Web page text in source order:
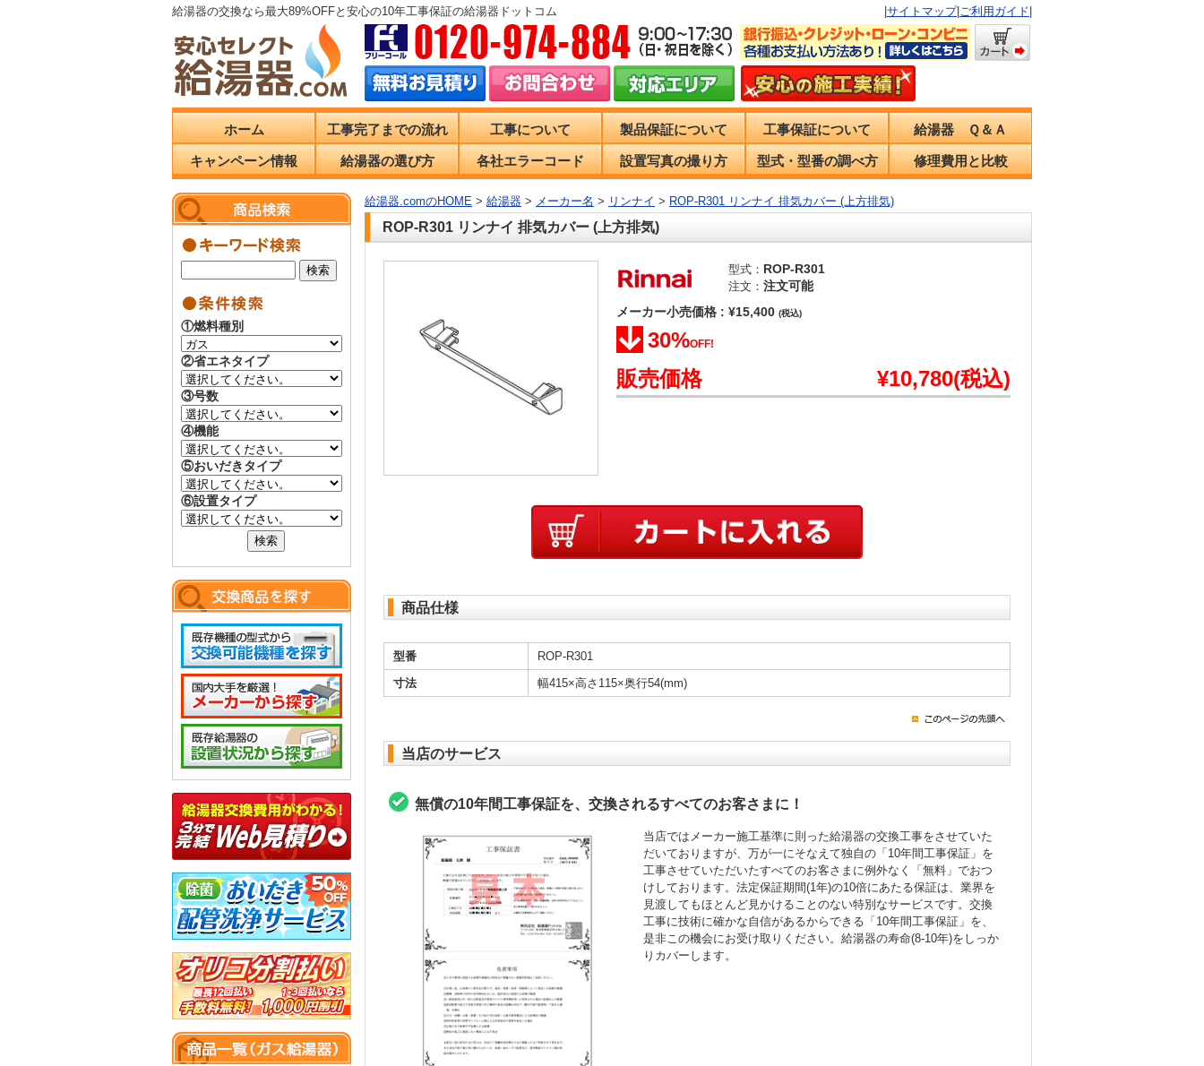
給湯器の交換なら最大89%OFFと安心の10年工事保証の給湯器ドットコム サイトマップ| ご利用ガイド
ホーム 工事完了までの流れ 工事について 製品保証について 工事保証について 給湯器 Ｑ＆Ａ
キャンペーン情報 給湯器の選び方 各社エラーコード 設置写真の撮り方 型式・型番の調べ方 修理費用と比較
給湯器.comのHOME > 給湯器 > メーカー名 > リンナイ > ROP-R301 リンナイ 排気カバー (上方排気)
ROP-R301 リンナイ 排気カバー (上方排気)
型式： ROP-R301
注文： 注文可能
メーカー小売価格 : ¥15,400 (税込)
30%OFF!
販売価格 ¥10,780(税込)
商品仕様
型番
ROP-R301
寸法
幅415×高さ115×奥行54(mm)
当店のサービス
無償の10年間工事保証を、交換されるすべてのお客さまに！
当店ではメーカー施工基準に則った給湯器の交換工事をさせていた
だいておりますが、万が一にそなえて独自の「10年間工事保証」を
工事させていただいたすべてのお客さまに例外なく「無料」でおつ
けしております。法定保証期間(1年)の10倍にあたる保証は、業界を
見渡してもほとんど見かけることのない特別なサービスです。交換
工事に技術に確かな自信があるからできる「10年間工事保証」を、
是非この機会にお受け取りください。給湯器の寿命(8-10年)をしっか
りカバーします。
①燃料種別
②省エネタイプ
③号数
④機能
⑤おいだきタイプ
⑥設置タイプ